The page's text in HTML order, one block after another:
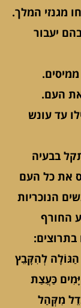
יעבור
עד עונש
בבעיה
את כל העם
הנוכריות
החורף
בתרוצים:
הַגּוֹלָה לְהִקָּבֵץ
כַּעֲצַת
מִקְּהַל